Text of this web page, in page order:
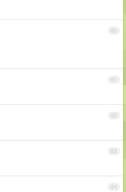
80
81
82
83
84